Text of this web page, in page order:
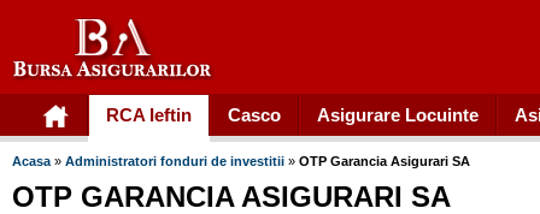
RCA Ieftin Casco Asigurare Locuinte
Acasa » Administratori fonduri de investitii » OTP Garancia Asigurari SA
OTP GARANCIA ASIGURARI SA